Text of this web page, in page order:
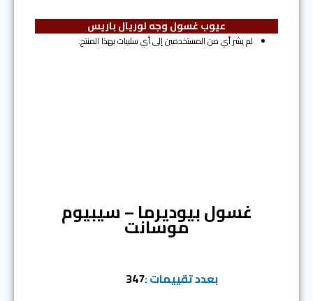
عيوب غسول وجه لوريال باريس
لم يشر أي من المستخدمين إلى أي سلبيات بهذا المنتج.
غسول بيوديرما – سيبيوم
موسانت
بعدد تقييمات :347